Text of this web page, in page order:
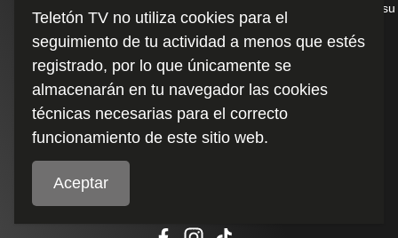
Esta es la historia del encuentro de dos niños, Guisel y Pablo, y su
verdadera amistad.
Duración
4:46
Teletón TV no utiliza cookies para el
seguimiento de tu actividad a menos que estés
registrado, por lo que únicamente se
almacenarán en tu navegador las cookies
técnicas necesarias para el correcto
funcionamiento de este sitio web.
Aceptar